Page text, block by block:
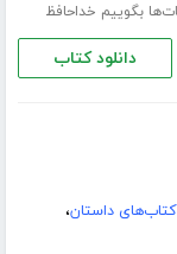
بگوییم خداحافظ
دانلود کتاب
کتاب‌های داستان،